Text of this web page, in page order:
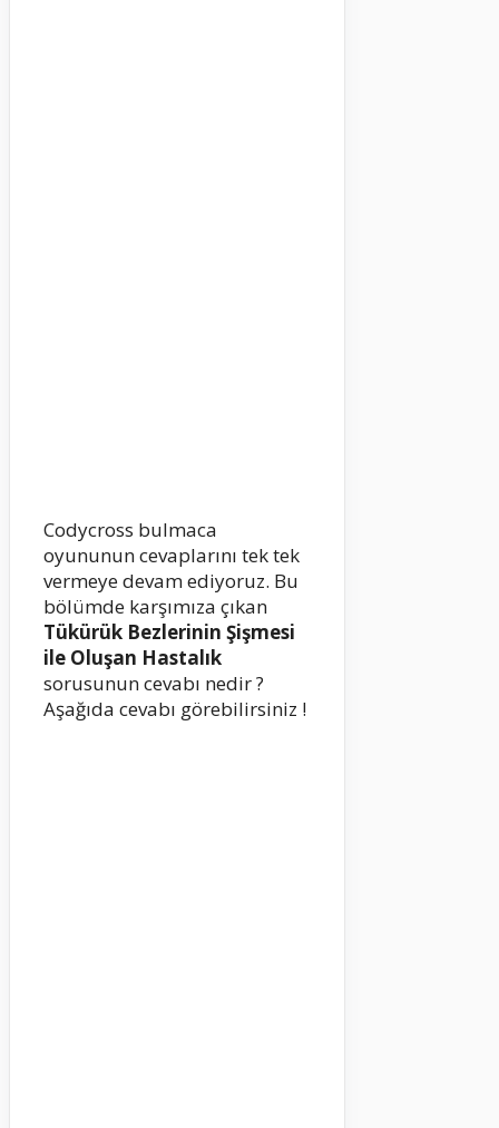
Codycross bulmaca
oyununun cevaplarını tek tek
vermeye devam ediyoruz. Bu
bölümde karşımıza çıkan
Tükürük Bezlerinin Şişmesi
ile Oluşan Hastalık
sorusunun cevabı nedir ?
Aşağıda cevabı görebilirsiniz !